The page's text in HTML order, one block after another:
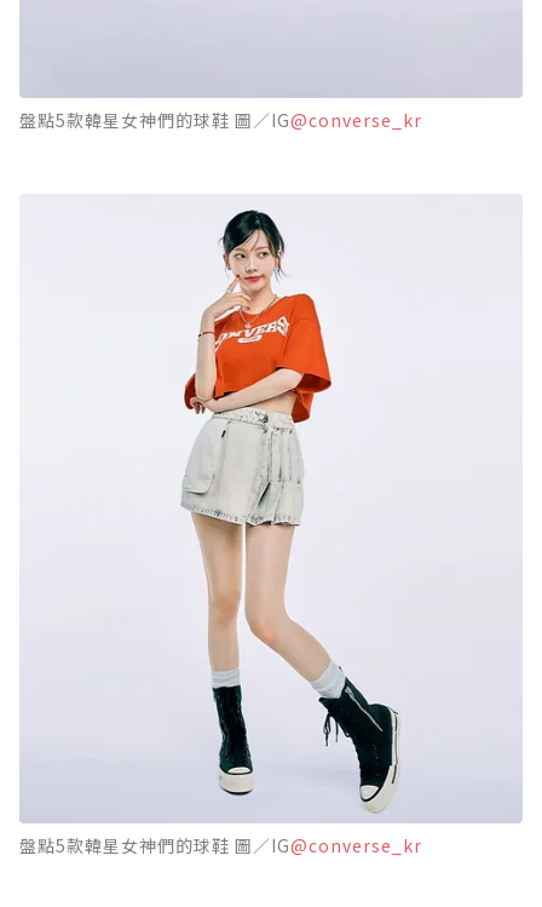
盤點5款韓星女神們的球鞋 圖／IG@converse_kr
盤點5款韓星女神們的球鞋 圖／IG@converse_kr